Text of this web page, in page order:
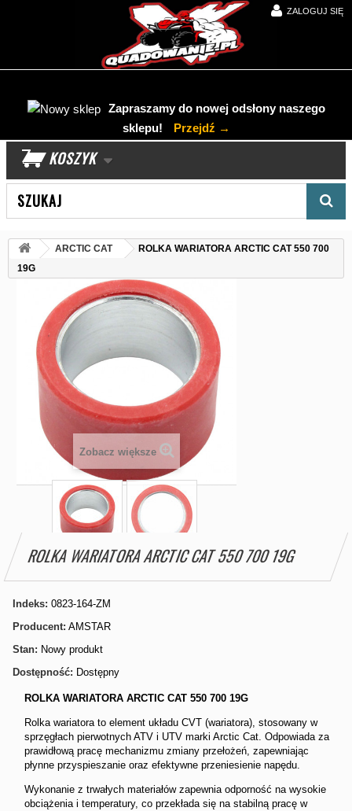
ZALOGUJ SIĘ
Zapraszamy do nowej odsłony naszego
sklepu!
Przejdź →
KOSZYK
ARCTIC CAT
ROLKA WARIATORA ARCTIC CAT 550 700
19G
Zobacz większe
ROLKA WARIATORA ARCTIC CAT 550 700 19G
Indeks: 0823-164-ZM
Producent: AMSTAR
Stan: Nowy produkt
Dostępność: Dostępny
ROLKA WARIATORA ARCTIC CAT 550 700 19G
Rolka wariatora to element układu CVT (wariatora), stosowany w
sprzęgłach pierwotnych ATV i UTV marki Arctic Cat. Odpowiada za
prawidłową pracę mechanizmu zmiany przełożeń, zapewniając
płynne przyspieszanie oraz efektywne przeniesienie napędu.
Wykonanie z trwałych materiałów zapewnia odporność na wysokie
obciążenia i temperatury, co przekłada się na stabilną pracę w